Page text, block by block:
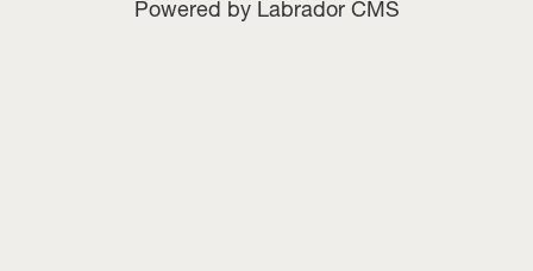
Powered by Labrador CMS